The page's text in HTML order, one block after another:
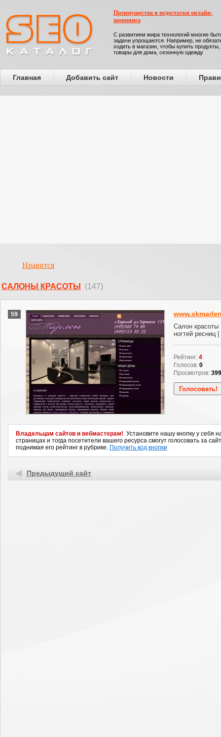
Преимущества и недостатки онлайн-
шоппинга
С развитием мира технологий многие
задачи упрощаются. Например, не
ходить в магазин, чтобы купить продукты,
товары для дома, сезонную одежду
Главная Добавить сайт Новости
Нравится
CАЛОНЫ КРАСОТЫ (147)
59
Салон
ногтей ресниц
Рейтинг: 4
Голосов: 0
Просмотров:
Владельцам сайтов и вебмастерам! Установите нашу кнопку у себя
страницах и тогда посетители вашего ресурса смогут голосовать за
поднимая его рейтинг в рубрике. Получить код кнопки
Предыдущий сайт